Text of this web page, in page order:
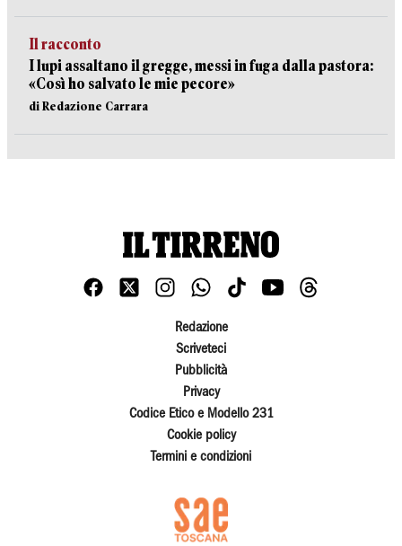
Il racconto
I lupi assaltano il gregge, messi in fuga dalla pastora:
«Così ho salvato le mie pecore»
di Redazione Carrara
Redazione
Scriveteci
Pubblicità
Privacy
Codice Etico e Modello 231
Cookie policy
Termini e condizioni